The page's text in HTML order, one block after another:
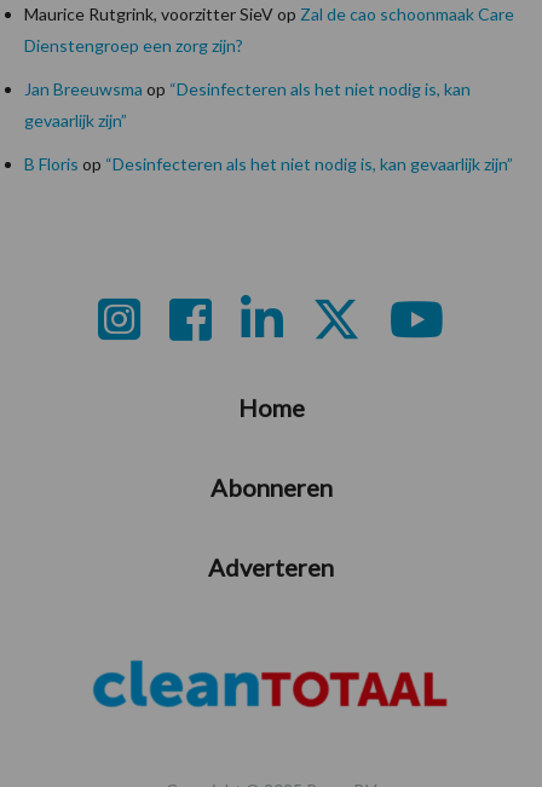
Maurice Rutgrink, voorzitter SieVop Zal de cao schoonmaak Care
Dienstengroep een zorg zijn?
Jan Breeuwsma op “Desinfecteren als het niet nodig is, kan
gevaarlijk zijn”
B Floris op “Desinfecteren als het niet nodig is, kan gevaarlijk zijn”
Home
Abonneren
Adverteren